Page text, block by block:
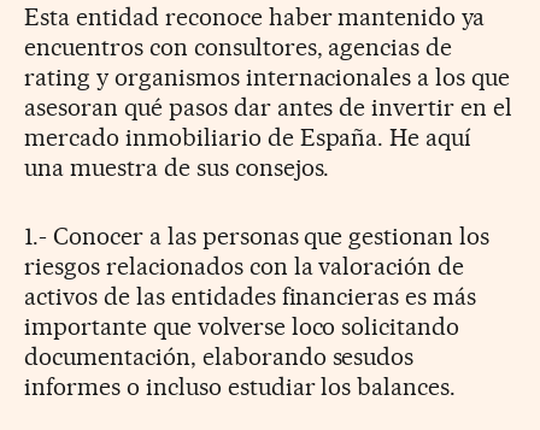
Esta entidad reconoce haber mantenido ya
encuentros con consultores, agencias de
rating y organismos internacionales a los que
asesoran qué pasos dar antes de invertir en el
mercado inmobiliario de España. He aquí
una muestra de sus consejos.
1.- Conocer a las personas que gestionan los
riesgos relacionados con la valoración de
activos de las entidades financieras es más
importante que volverse loco solicitando
documentación, elaborando sesudos
informes o incluso estudiar los balances.